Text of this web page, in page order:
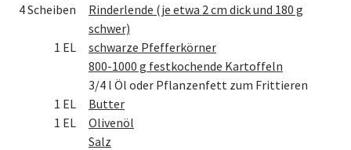
MengeZutat
4 Scheiben
Rinderlende (je etwa 2 cm dick und 180 g
schwer)
1 EL
schwarze Pfefferkörner
800-1000 g festkochende Kartoffeln
3/4 l Öl oder Pflanzenfett zum Frittieren
1 EL
Butter
1 EL
Olivenöl
Salz